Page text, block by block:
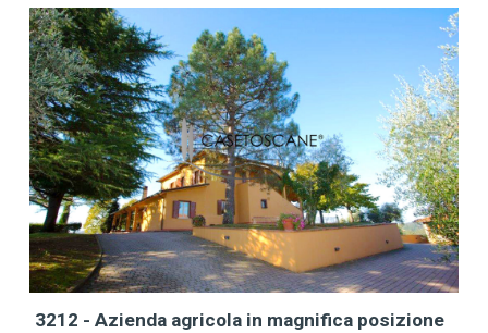
3212 - Azienda agricola in magnifica posizione